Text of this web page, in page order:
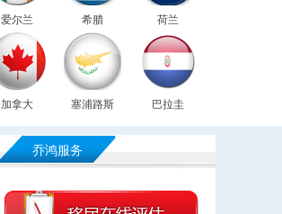
爱尔兰 希腊 荷兰
加拿大 塞浦路斯 巴拉圭
乔鸿服务